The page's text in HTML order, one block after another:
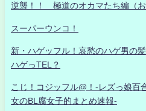
逆襲！！ 極道のオカマたち編（お
スーパーウンコ！
新・ハゲッフル！哀愁のハゲ男の
ハゲっTEL？
こじ！コジッフル@！-レズっ娘百
女のBL腐女子的まとめ速報-